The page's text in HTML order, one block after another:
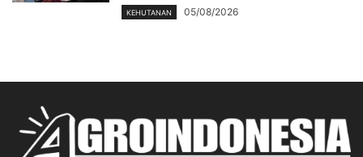
KEHUTANAN 05/08/2026